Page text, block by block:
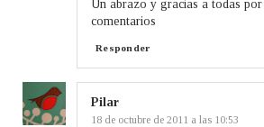
Un abrazo y gracias a todas
comentarios
Responder
Pilar
18 de octubre de 2011 a las 10:53